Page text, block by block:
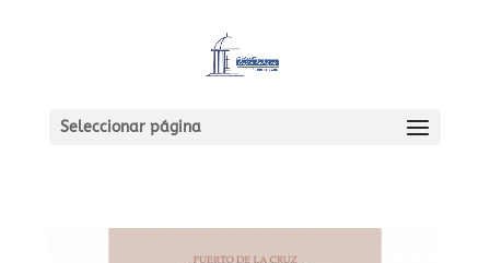
Seleccionar página